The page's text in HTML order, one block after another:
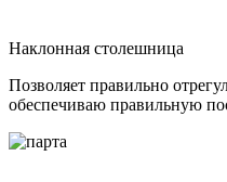
Наклонная столешница
Позволяет правильно
обеспечиваю правильную